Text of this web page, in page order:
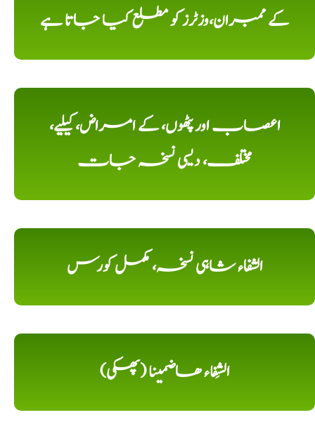
کے ممبران،وزٹرز کو مطلع کیا جاتا ہے
اعصاب اور پٹھوں، کے امراض، کیلیے،
مختلف، دیسی نسخہ جات
الشفاء شاہی نسخہ، مکمل کورس
الشِفاء ھاضمینا (پھکی)